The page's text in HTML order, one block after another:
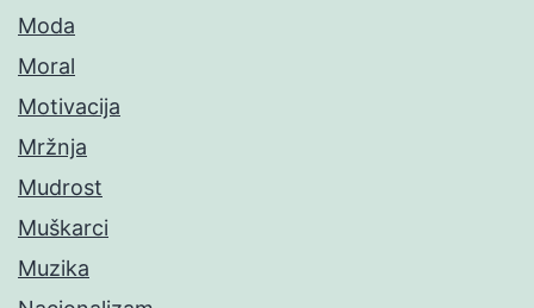
Moda
Moral
Motivacija
Mržnja
Mudrost
Muškarci
Muzika